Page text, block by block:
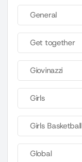
General
Get together
Giovinazzi
Girls
Girls Basketball
Global